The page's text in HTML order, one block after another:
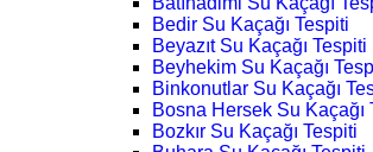
Bedir Su Kaçağı Tespiti
Beyazıt Su Kaçağı Tespiti
Beyhekim Su Kaçağı
Binkonutlar Su Kaçağı
Bosna Hersek Su Kaçağı
Bozkır Su Kaçağı Tespiti